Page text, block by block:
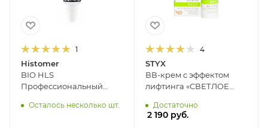
1
Histomer
BIO HLS
Профессиональный
55+ SUPREME HISTOMER,
Осталось несколько шт.
4
STYX
ВВ-крем с эффектом
лифтинга «СВЕТЛОЕ
Достаточно
2 190руб.